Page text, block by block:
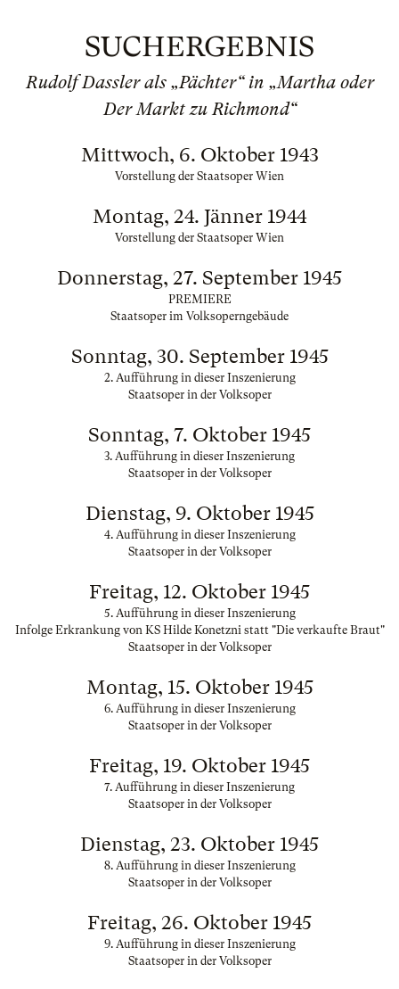
SUCHERGEBNIS
Rudolf Dassler als „Pächter“ in „Martha oder
Der Markt zu Richmond“
Mittwoch, 6. Oktober 1943
Vorstellung der Staatsoper Wien
Montag, 24. Jänner 1944
Vorstellung der Staatsoper Wien
Donnerstag, 27. September 1945
PREMIERE
Staatsoper im Volksoperngebäude
Sonntag, 30. September 1945
2. Aufführung in dieser Inszenierung
Staatsoper in der Volksoper
Sonntag, 7. Oktober 1945
3. Aufführung in dieser Inszenierung
Staatsoper in der Volksoper
Dienstag, 9. Oktober 1945
4. Aufführung in dieser Inszenierung
Staatsoper in der Volksoper
Freitag, 12. Oktober 1945
5. Aufführung in dieser Inszenierung
Infolge Erkrankung von KS Hilde Konetzni statt "Die verkaufte Braut"
Staatsoper in der Volksoper
Montag, 15. Oktober 1945
6. Aufführung in dieser Inszenierung
Staatsoper in der Volksoper
Freitag, 19. Oktober 1945
7. Aufführung in dieser Inszenierung
Staatsoper in der Volksoper
Dienstag, 23. Oktober 1945
8. Aufführung in dieser Inszenierung
Staatsoper in der Volksoper
Freitag, 26. Oktober 1945
9. Aufführung in dieser Inszenierung
Staatsoper in der Volksoper